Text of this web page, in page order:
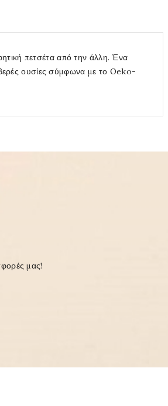
πετσέτα από την άλλη. Ένα
ουσίες σύμφωνα με το Oeko-
μας!